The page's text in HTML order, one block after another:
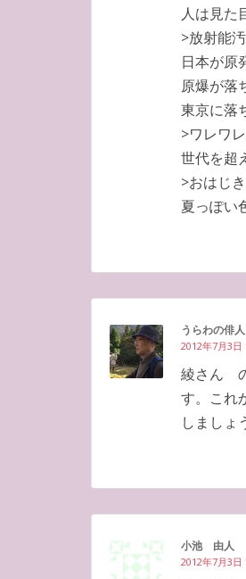
人は見た
>放射能
日本が原
原爆が落
東京に落
>ワレワ
世代を超
>おはじ
夏っぽい
うらわの俳人
2012年7月3日
綾さん
す。これ
しましょ
小池 由人
2012年7月3日